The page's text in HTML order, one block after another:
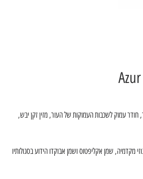
חודר עמוק לשכבות העמוקות של העור, מזין זקן יבש,
מקדמיה, שמן אקליפטוס ושמן אבוקדו הידוע בסגולותיו